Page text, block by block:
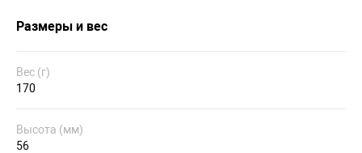
Размеры и вес
Вес (г)
170
Высота (мм)
56